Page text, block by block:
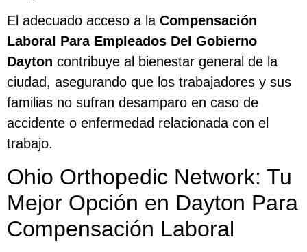
El adecuado acceso a la Compensación
Laboral Para Empleados Del Gobierno
Dayton contribuye al bienestar general de la
ciudad, asegurando que los trabajadores y sus
familias no sufran desamparo en caso de
accidente o enfermedad relacionada con el
trabajo.
Ohio Orthopedic Network: Tu
Mejor Opción en Dayton Para
Compensación Laboral